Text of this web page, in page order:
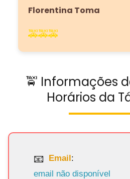
Florentina Toma
🚕🚕🚕
🚖 Informações
Horários da
Email:
email não disponível